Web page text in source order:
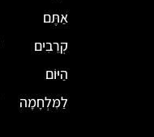
אַתֶּם
קְרֵבִים
הַיּוֹם
לַמִּלְחָמָה